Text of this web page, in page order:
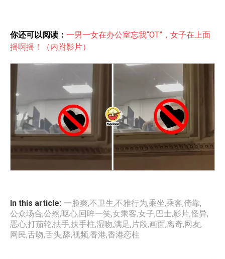
你还可以阅读： 一男一女在办公室忘我“OT”，女子在上面
摇啊摇！（内附影片）
In this article: 一脸爽,不卫生,不雅行为,乘坐,乘客,倚靠,
公众场合,公然,呕心,回眸一笑,女乘客,女子,巴士,影片,怪异,
恶心,打茄轮,扶手,扶手柱,湿吻,满足,片段,画面,离奇,网友,
网民,舌吻,舌头,舔,视频,香港,香港恋柱